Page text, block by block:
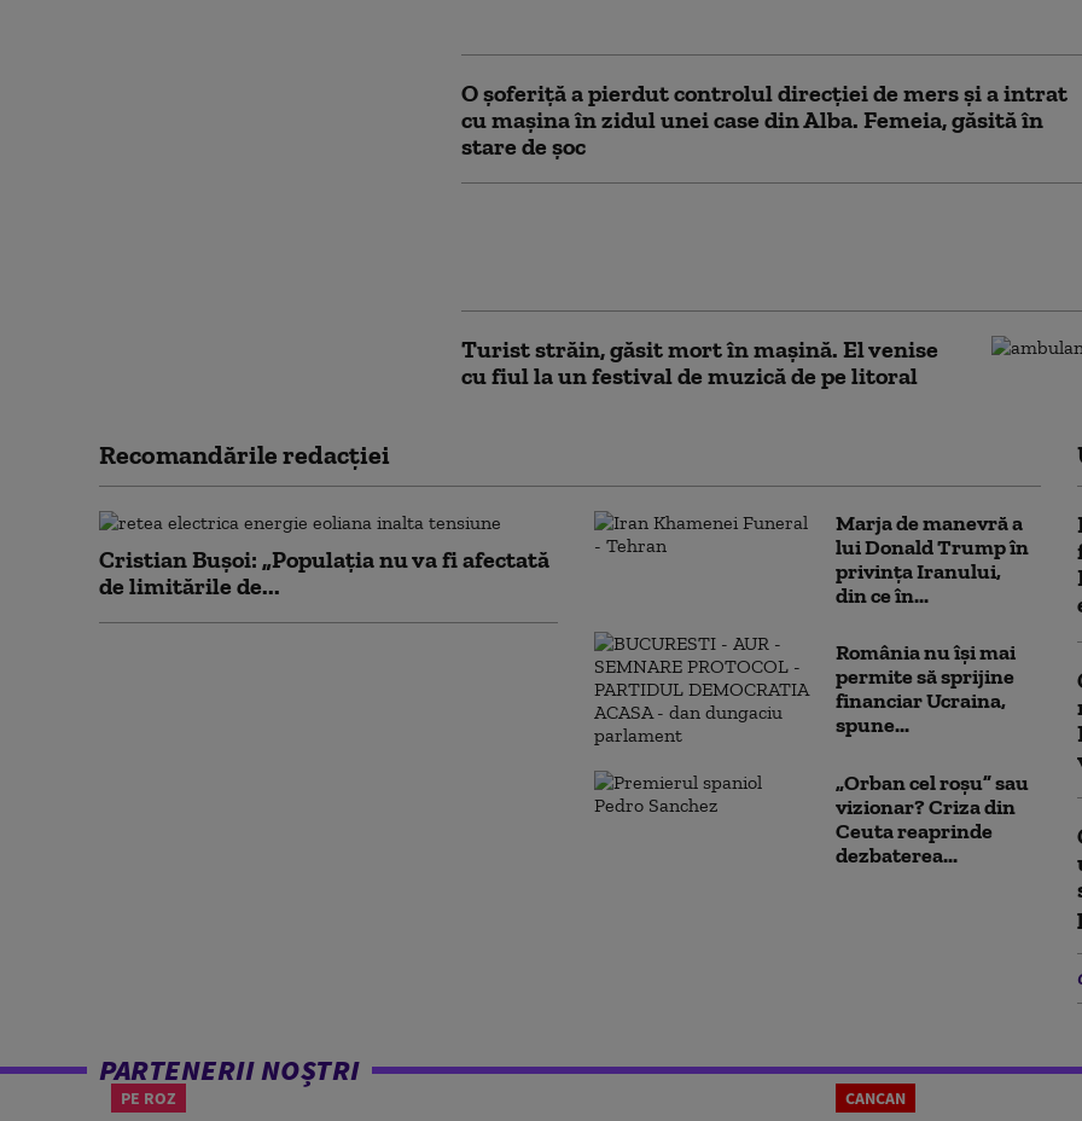
O şoferiţă a pierdut controlul direcţiei de mers și a intrat
cu mașina în zidul unei case din Alba. Femeia, găsită în
stare de şoc
Turist străin, găsit mort în mașină. El venise
cu fiul la un festival de muzică de pe litoral
Recomandările redacţiei
Cristian Bușoi: „Populația nu va fi afectată
de limitările de...
Marja de manevră a
lui Donald Trump în
privința Iranului,
din ce în...
România nu își mai
permite să sprijine
financiar Ucraina,
spune...
„Orban cel roșu” sau
vizionar? Criza din
Ceuta reaprinde
dezbaterea...
PARTENERII NOȘTRI
PE ROZ CANCAN